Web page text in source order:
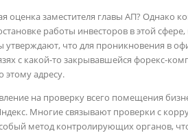
оценка заместителя главы АП? Однако
работы инвесторов в этой
утверждают, что для проникновения в
с какой-то закрывавшейся форекс-
этому адресу.
на проверку всего помещения
Многие связывают проверки с
метод контролирующих органов,